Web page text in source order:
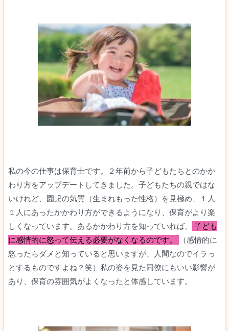
私の今の仕事は保育士です。２年前から子どもたちとのかか
わり方をアップデートしてきました。子どもたちの親ではな
いけれど、園児の気質（生まれもった性格）を見極め、１人
１人にあったかかわり方ができるようになり、保育がより楽
しくなっています。あるかかわり方を知っていれば、
子ども
に感情的に怒って伝える必要がなくなるのです。
（感情的に
怒ったらダメと知っていると思いますが、人間なのでイラっ
とするものですよね？笑）私の姿を見た同僚にもいい影響が
あり、保育の雰囲気がよくなったと体感しています。